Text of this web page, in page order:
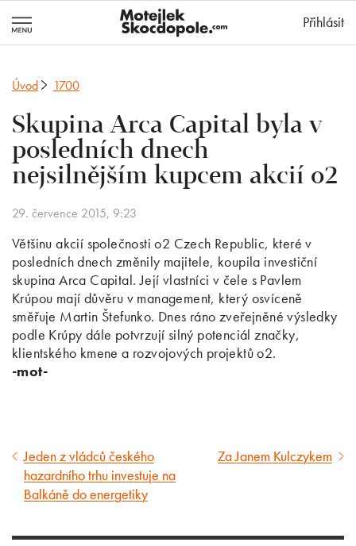
Přihlásit
Úvod 1700
Skupina Arca Capital byla v
posledních dnech
nejsilnějším kupcem akcií o2
29. července 2015, 9:23
Většinu akcií společnosti o2 Czech Republic, které v
posledních dnech změnily majitele, koupila investiční
skupina Arca Capital. Její vlastníci v čele s Pavlem
Krúpou mají důvěru v management, který osvíceně
směřuje Martin Štefunko. Dnes ráno zveřejněné výsledky
podle Krúpy dále potvrzují silný potenciál značky,
klientského kmene a rozvojových projektů o2.
-mot-
Předcházející
článek
Jeden z vládců českého
hazardního trhu investuje na
Balkáně do energetiky
Následující
Za Janem Kulczykem